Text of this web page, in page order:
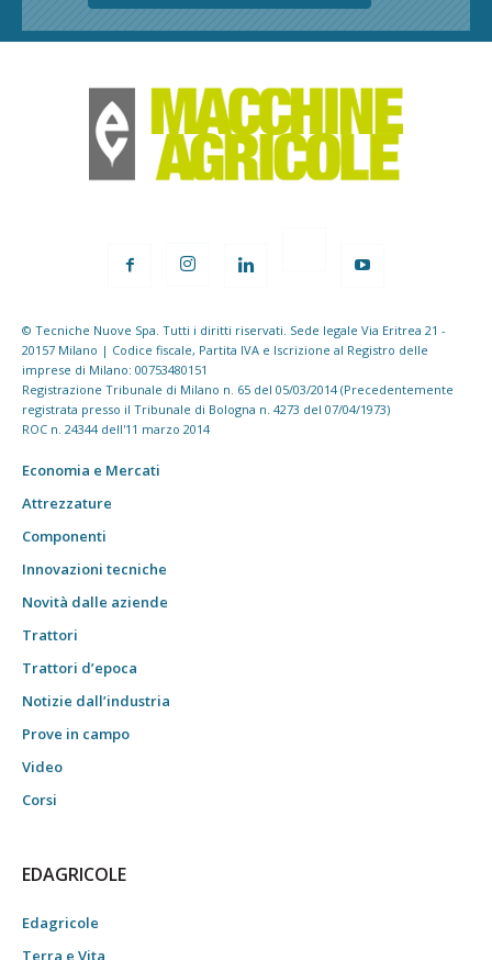
© Tecniche Nuove Spa. Tutti i diritti riservati. Sede legale Via Eritrea 21 -
20157 Milano | Codice fiscale, Partita IVA e Iscrizione al Registro delle
imprese di Milano: 00753480151
Registrazione Tribunale di Milano n. 65 del 05/03/2014 (Precedentemente
registrata presso il Tribunale di Bologna n. 4273 del 07/04/1973)
ROC n. 24344 dell'11 marzo 2014
Economia e Mercati
Attrezzature
Componenti
Innovazioni tecniche
Novità dalle aziende
Trattori
Trattori d’epoca
Notizie dall’industria
Prove in campo
Video
Corsi
EDAGRICOLE
Edagricole
Terra e Vita